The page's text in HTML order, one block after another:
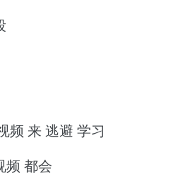
频 来 逃避 学习
频 都会